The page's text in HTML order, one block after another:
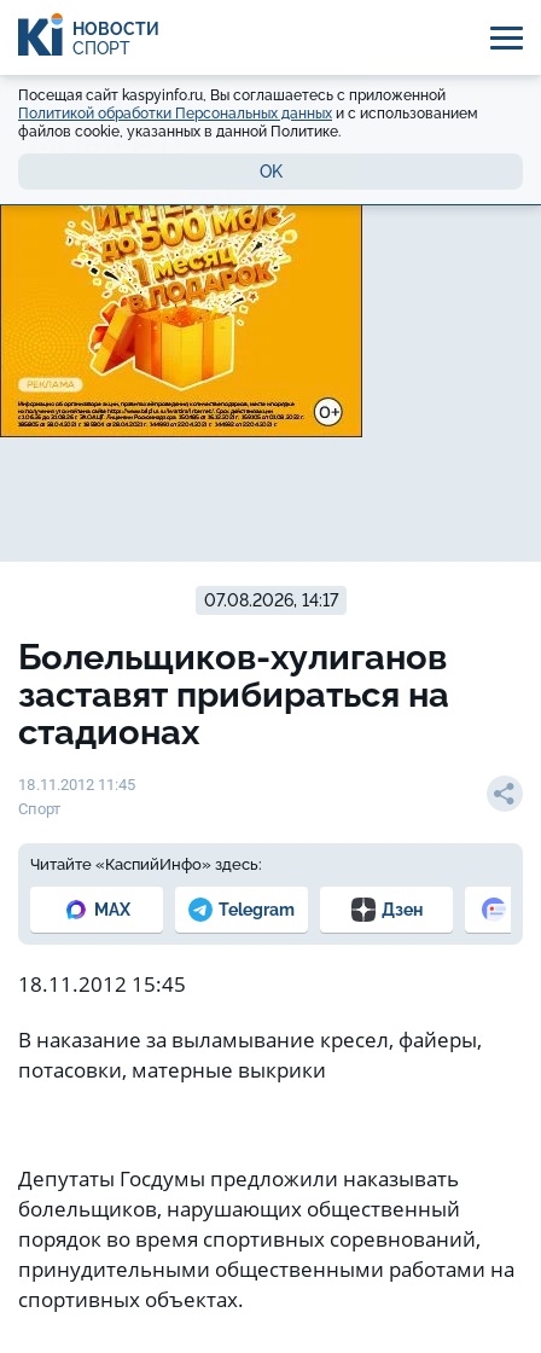
НОВОСТИ
СПОРТ
Посещая сайт kaspyinfo.ru, Вы соглашаетесь с приложенной
Политикой обработки Персональных данных и с использованием
файлов cookie, указанных в данной Политике.
OK
07.08.2026, 14:17
Болельщиков-хулиганов
заставят прибираться на
стадионах
18.11.2012 11:45
Спорт
Читайте «КаспийИнфо» здесь:
MAX Telegram Дзен
18.11.2012 15:45
В наказание за выламывание кресел, файеры,
потасовки, матерные выкрики
Депутаты Госдумы предложили наказывать
болельщиков, нарушающих общественный
порядок во время спортивных соревнований,
принудительными общественными работами на
спортивных объектах.